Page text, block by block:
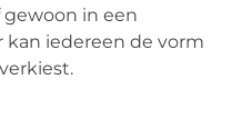
gewoon in een
kan iedereen de vorm